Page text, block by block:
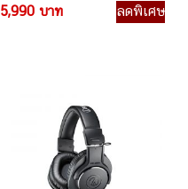
5,990 บาท
ลดพิเศษ